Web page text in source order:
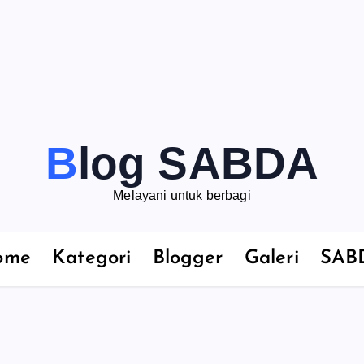
Blog SABDA
Melayani untuk berbagi
Kategori Blogger Galeri